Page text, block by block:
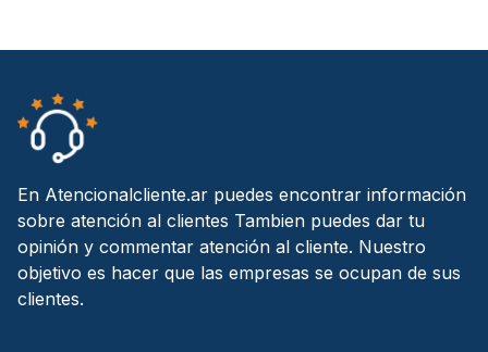
En Atencionalcliente.ar puedes encontrar información
sobre atención al clientes Tambien puedes dar tu
opinión y commentar atención al cliente. Nuestro
objetivo es hacer que las empresas se ocupan de sus
clientes.